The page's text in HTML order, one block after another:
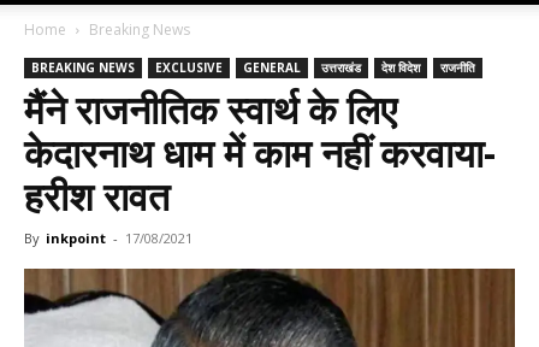
Home Breaking News
BREAKING NEWS EXCLUSIVE GENERAL उत्तराखंड देश विदेश राजनीति
मैंने राजनीतिक स्वार्थ के लिए
केदारनाथ धाम में काम नहीं करवाया-
हरीश रावत
By inkpoint - 17/08/2021